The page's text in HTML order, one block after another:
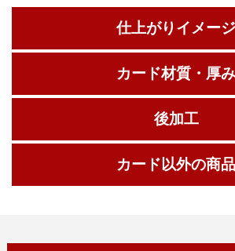
仕上がりイメージ
カード材質・厚み
後加工
カード以外の商品